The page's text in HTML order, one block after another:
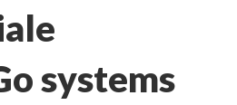
systems